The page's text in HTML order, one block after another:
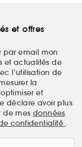
et offres
par email mon
et actualités de
l’utilisation de
la
et
déclare avoir plus
de mes données
confidentialité .